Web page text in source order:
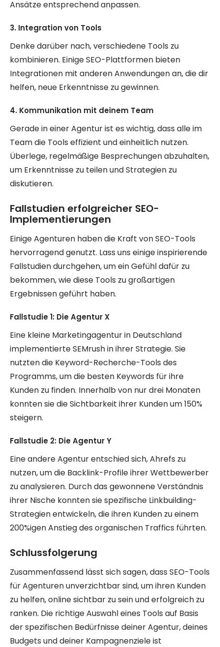
Ansätze entsprechend anpassen.
3. Integration von Tools
Denke darüber nach, verschiedene Tools zu
kombinieren. Einige SEO-Plattformen bieten
Integrationen mit anderen Anwendungen an, die dir
helfen, neue Erkenntnisse zu gewinnen.
4. Kommunikation mit deinem Team
Gerade in einer Agentur ist es wichtig, dass alle im
Team die Tools effizient und einheitlich nutzen.
Überlege, regelmäßige Besprechungen abzuhalten,
um Erkenntnisse zu teilen und Strategien zu
diskutieren.
Fallstudien erfolgreicher SEO-
Implementierungen
Einige Agenturen haben die Kraft von SEO-Tools
hervorragend genutzt. Lass uns einige inspirierende
Fallstudien durchgehen, um ein Gefühl dafür zu
bekommen, wie diese Tools zu großartigen
Ergebnissen geführt haben.
Fallstudie 1: Die Agentur X
Eine kleine Marketingagentur in Deutschland
implementierte SEMrush in ihrer Strategie. Sie
nutzten die Keyword-Recherche-Tools des
Programms, um die besten Keywords für ihre
Kunden zu finden. Innerhalb von nur drei Monaten
konnten sie die Sichtbarkeit ihrer Kunden um 150%
steigern.
Fallstudie 2: Die Agentur Y
Eine andere Agentur entschied sich, Ahrefs zu
nutzen, um die Backlink-Profile ihrer Wettbewerber
zu analysieren. Durch das gewonnene Verständnis
ihrer Nische konnten sie spezifische Linkbuilding-
Strategien entwickeln, die ihren Kunden zu einem
200%igen Anstieg des organischen Traffics führten.
Schlussfolgerung
Zusammenfassend lässt sich sagen, dass SEO-Tools
für Agenturen unverzichtbar sind, um ihren Kunden
zu helfen, online sichtbar zu sein und erfolgreich zu
ranken. Die richtige Auswahl eines Tools auf Basis
der spezifischen Bedürfnisse deiner Agentur, deines
Budgets und deiner Kampagnenziele ist